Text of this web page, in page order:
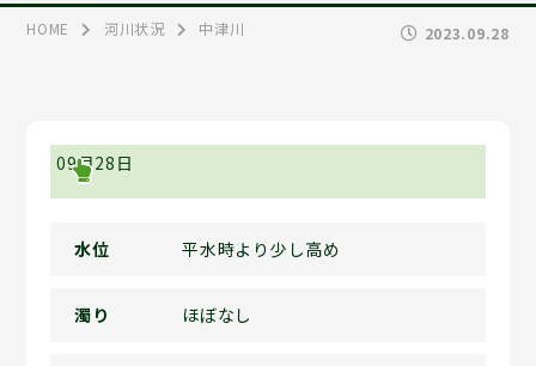
HOME 河川状況 中津川 2023.09.28
09月28日
水位 平水時より少し高め
濁り ほぼなし